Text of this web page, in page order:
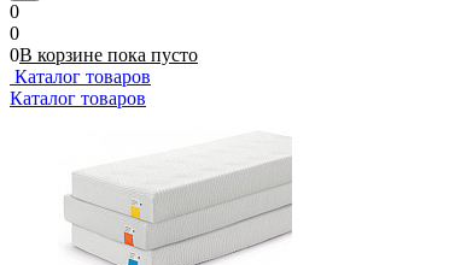
0
0
0В корзине пока пусто
Каталог товаров
Каталог товаров